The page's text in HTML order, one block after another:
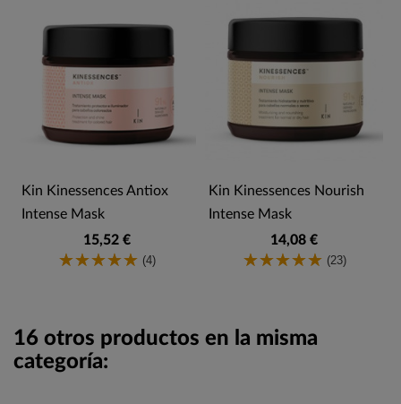
Kin Kinessences Antiox
Intense Mask
15,52 €
(4)
Kin Kinessences Nourish
Intense Mask
14,08 €
(23)
16 otros productos en la misma
categoría: